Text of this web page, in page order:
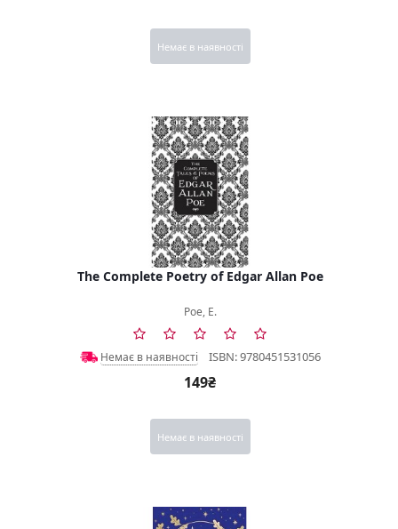
Немає в наявності
The Complete Poetry of Edgar Allan Poe
Poe, E.
Немає в наявності ISBN: 9780451531056
149₴
Немає в наявності